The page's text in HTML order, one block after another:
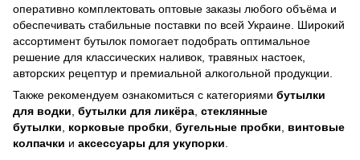
оперативно комплектовать оптовые заказы любого объёма и
обеспечивать стабильные поставки по всей Украине. Широкий
ассортимент бутылок помогает подобрать оптимальное
решение для классических наливок, травяных настоек,
авторских рецептур и премиальной алкогольной продукции.
Также рекомендуем ознакомиться с категориями бутылки
для водки бутылки для ликёра стеклянные
бутылки
корковые пробки бугельные пробки
винтовые
колпачки и аксессуары для укупорки